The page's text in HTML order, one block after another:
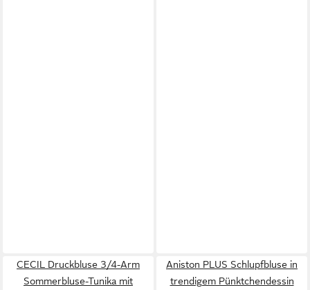
CECIL Druckbluse 3/4-Arm
Sommerbluse-Tunika mit
Aniston PLUS Schlupfbluse in
trendigem Pünktchendessin